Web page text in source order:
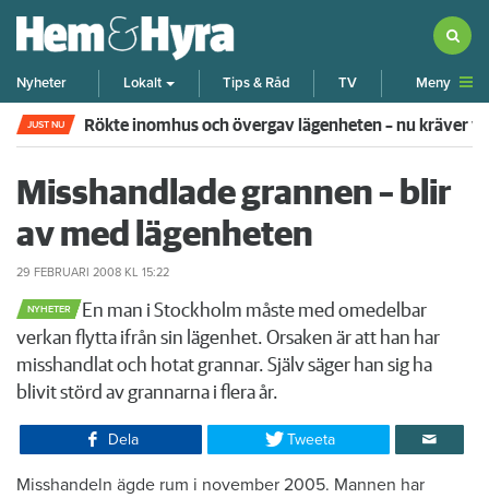
Nyheter Lokalt Tips & Råd TV Meny
JUST NU Rökte inomhus och övergav lägenheten – nu kräver
Misshandlade grannen – blir
av med lägenheten
29 FEBRUARI 2008 KL 15:22
NYHETER
​En man i Stockholm måste med omedelbar
verkan flytta ifrån sin lägenhet. Orsaken är att han har
misshandlat och hotat grannar. Själv säger han sig ha
blivit störd av grannarna i flera år.
Dela Tweeta
Misshandeln ägde rum i november 2005. Mannen har